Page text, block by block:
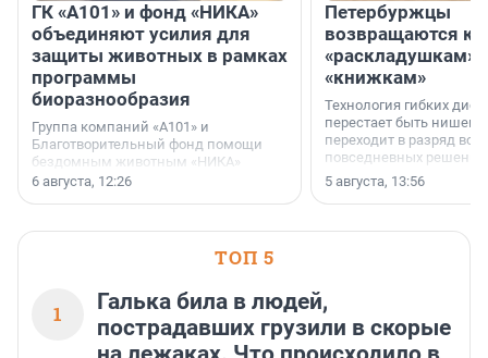
ГК «А101» и фонд «НИКА»
объединяют усилия для
защиты животных в рамках
программы
биоразнообразия
Группа компаний «А101» и
Благотворительный фонд помощи
бездомным животным «НИКА»
заключили соглашение о
6 августа, 12:26
Петербуржцы
возвращаются к
«раскладушкам»
«книжкам»
Технология гибких
перестает быть
переходит в разряд
повседневных
5 августа, 13:56
ТОП 5
1
Галька била в людей,
пострадавших грузили в скорые